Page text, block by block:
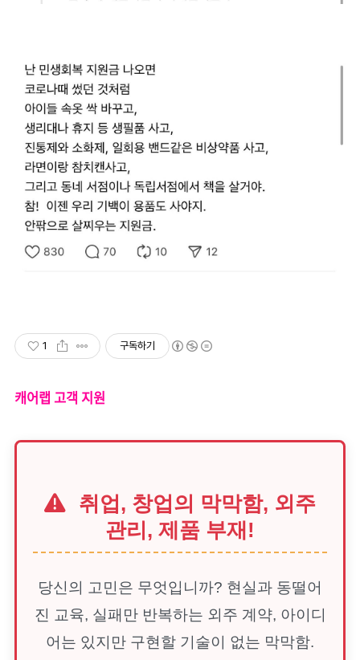
1 구독하기
캐어랩 고객 지원
취업, 창업의 막막함, 외주
관리, 제품 부재!
당신의 고민은 무엇입니까? 현실과 동떨어
진 교육, 실패만 반복하는 외주 계약, 아이디
어는 있지만 구현할 기술이 없는 막막함.